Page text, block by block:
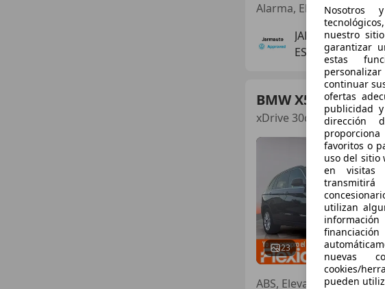
Alarma, Elevalunas
JARMAUTO,
ES-28522 RIVAS-
BMW X5
xDrive 30dA
23
Nosotros
nuestro
garantizar
estas
continuar
ofertas
publicidad
dirección
favoritos o
uso del sitio
en visitas
utilizan
nuevas
cookies/
pueden